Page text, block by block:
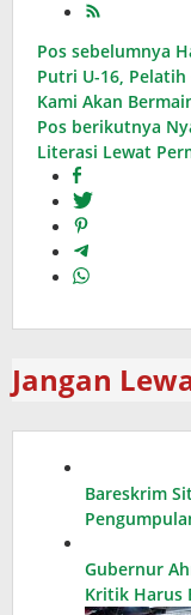
Navigasi
pos
Pos sebelumnya
Putri U-16,
Kami Akan
Pos berikutnya
Literasi Lewat
Jangan
Bareskrim
Gubernur
Kritik Harus